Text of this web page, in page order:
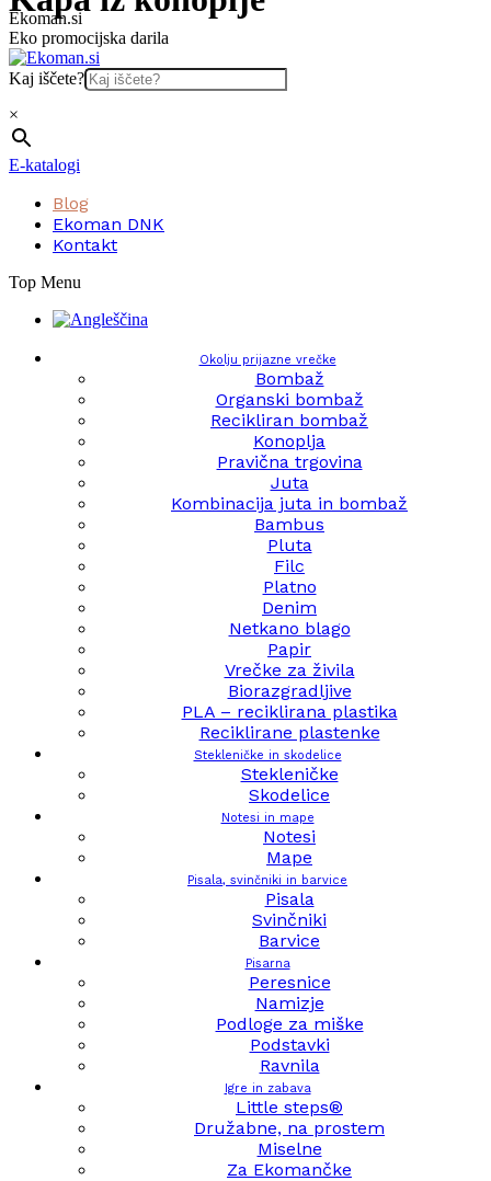
Skip
to
content
Ekoman.si
Eko promocijska darila
Kaj iščete?
×
E-katalogi
Blog
Ekoman DNK
Kontakt
Top Menu
Okolju prijazne vrečke
Bombaž
Organski bombaž
Recikliran bombaž
Konoplja
Pravična trgovina
Juta
Kombinacija juta in bombaž
Bambus
Pluta
Filc
Platno
Denim
Netkano blago
Papir
Vrečke za živila
Biorazgradljive
PLA – reciklirana plastika
Reciklirane plastenke
Stekleničke in skodelice
Stekleničke
Skodelice
Notesi in mape
Notesi
Mape
Pisala, svinčniki in barvice
Pisala
Svinčniki
Barvice
Pisarna
Peresnice
Namizje
Podloge za miške
Podstavki
Ravnila
Igre in zabava
Little steps®
Družabne, na prostem
Miselne
Za Ekomančke